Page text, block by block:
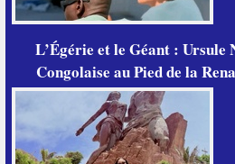
L’Égérie et le Géant : Ursule
Congolaise au Pied de la